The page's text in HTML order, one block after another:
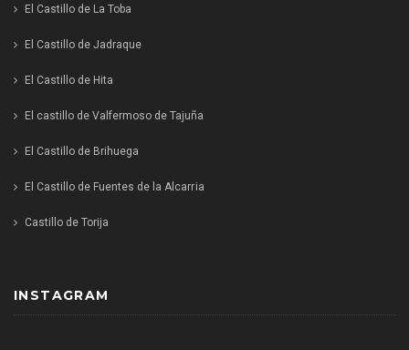
El Castillo de La Toba
El Castillo de Jadraque
El Castillo de Hita
El castillo de Valfermoso de Tajuña
El Castillo de Brihuega
El Castillo de Fuentes de la Alcarria
Castillo de Torija
INSTAGRAM